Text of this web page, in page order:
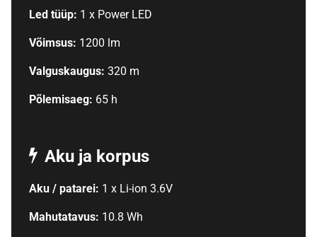
Led tüüp: 1 x Power LED
Võimsus: 1200 lm
Valguskaugus: 320 m
Põlemisaeg: 65 h
Aku ja korpus
Aku / patarei: 1 x Li-ion 3.6V
Mahutatavus: 10.8 Wh